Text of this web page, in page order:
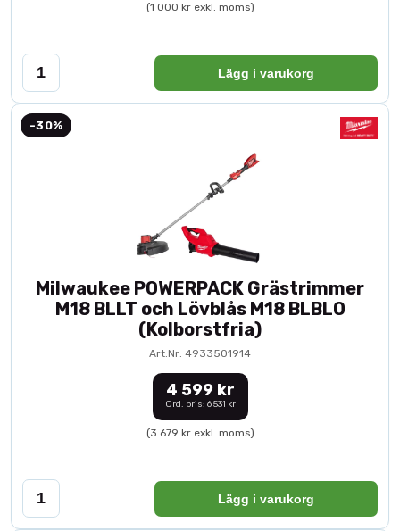
(1 000 kr exkl. moms)
Lägg i varukorg
-30%
Milwaukee POWERPACK Grästrimmer
M18 BLLT och Lövblås M18 BLBLO
(Kolborstfria)
Art.Nr: 4933501914
4 599 kr
Ord. pris: 6 531 kr
(3 679 kr exkl. moms)
Lägg i varukorg